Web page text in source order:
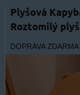
Plyšová
Roztomilý
DOPRAVA ZDARMA